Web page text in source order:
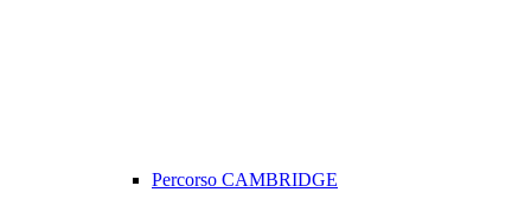
Percorso CAMBRIDGE